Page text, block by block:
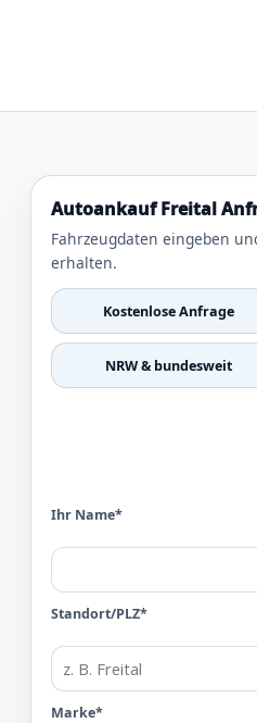
Autoankauf Freital
Fahrzeugdaten eingeben
erhalten.
Kostenlose Anfrage
NRW & bundesweit
Ihr Name*
Standort/PLZ*
Marke*